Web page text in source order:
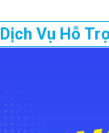
Dịch Vụ Hỗ